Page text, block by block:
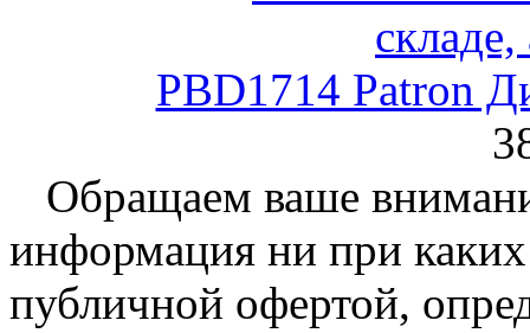
PBD1714 Patron
Обращаем ваше
информация ни при каких
публичной офертой,